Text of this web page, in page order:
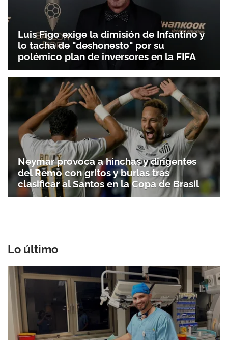
Luis Figo exige la dimisión de Infantino y
lo tacha de "deshonesto" por su
polémico plan de inversores en la FIFA
Neymar provoca a hinchas y dirigentes
del Remo con gritos y burlas tras
clasificar al Santos en la Copa de Brasil
Lo último